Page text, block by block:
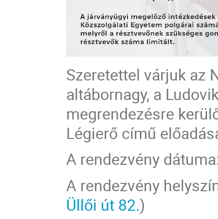
Szeretettel várjuk az
altábornagy, a
megrendezésre
Légierő című
A rendezvény
A rendezvény
Üllői út 82.)